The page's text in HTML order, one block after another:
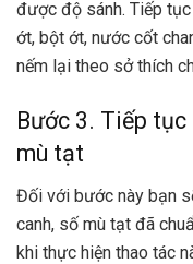
được độ sánh. Tiếp
ớt, bột ớt, nước cốt
nếm lại theo sở thích
Bước 3. Tiếp tục
mù tạt
Đối với bước này bạn
canh, số mù tạt đã
khi thực hiện thao tác